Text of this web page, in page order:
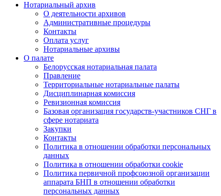
Нотариальный архив
О деятельности архивов
Административные процедуры
Контакты
Оплата услуг
Нотариальные архивы
О палате
Белорусская нотариальная палата
Правление
Территориальные нотариальные палаты
Дисциплинарная комиссия
Ревизионная комиссия
Базовая организация государств-участников СНГ в
сфере нотариата
Закупки
Контакты
Политика в отношении обработки персональных
данных
Политика в отношении обработки cookie
Политика первичной профсоюзной организации
аппарата БНП в отношении обработки
персональных данных